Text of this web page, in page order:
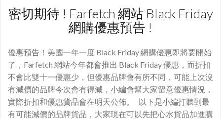
密切期待 ! Farfetch 網站 Black Friday
網購優惠預告 !
優惠預告！美國一年一度 Black Friday 網購優惠即將要開始
了，Farfetch 網站今年都會推出 Black Friday 優惠，而折扣
不會比雙十一優惠少，但優惠品牌會有所不同，可能上次沒
有減價的品牌今次會有得減，小編會幫大家留意優惠情況，
實際折扣和優惠貨品會在明天公佈。 以下是小編打聽到最
有可能減價的品牌貨品，大家現在可以先把心水貨品加進購